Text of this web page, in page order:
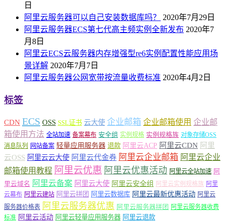
日
阿里云服务器可以自己安装数据库吗？
2020年7月29日
阿里云服务器ECS第七代高主频实例全新发布 2020年7
月8日
阿里云ECS云服务器内存增强型re6实例配置性能应用场
景详解 2020年7月7日
阿里云服务器公网宽带按流量收费标准 2020年4月2日
标签
CDN ECS OSS SSL证书 云大使 企业邮箱 企业邮箱使用 企业邮
箱使用方法 全站加速 备案幕布 安全组 实例规格 实例规格族 对象存储OSS
消息队列
网站备案 轻量应用服务器 退款 阿里云ACP 阿里云CDN 阿里
云OSS 阿里云云大使 阿里云代金券 阿里云企业邮箱 阿里云企业
邮箱使用教程 阿里云优惠 阿里云优惠活动 阿里云全站加速 阿
里云域名 阿里云备案 阿里云大使 阿里云安全组 阿里云实例规格族 阿里
云幕布 阿里云建站 阿里云拼团 阿里云数据库 阿里云最新优惠活动 阿里云
服务器价格表 阿里云服务器优惠 阿里云服务器拼团 阿里云服务器收费
标准 阿里云活动 阿里云轻量应用服务器 阿里云退款